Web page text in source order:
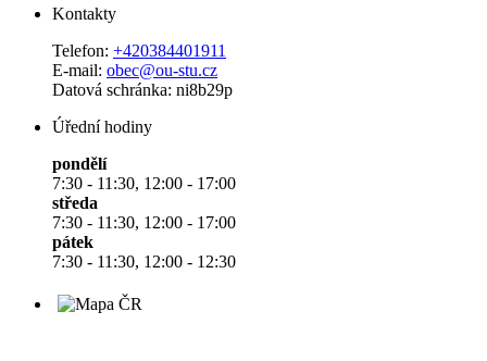
Kontakty
Telefon: +420384401911
E-mail: obec@ou-stu.cz
Datová schránka: ni8b29p
Úřední hodiny
pondělí
7:30 - 11:30, 12:00 - 17:00
středa
7:30 - 11:30, 12:00 - 17:00
pátek
7:30 - 11:30, 12:00 - 12:30